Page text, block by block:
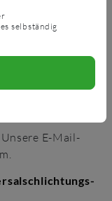
Plattform zur
Unsere E-Mail-
selbständig